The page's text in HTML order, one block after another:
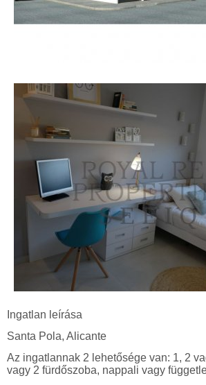
Ingatlan leírása
Santa Pola, Alicante
Az ingatlannak 2 lehetősége van: 1, 2
vagy 2 fürdőszoba, nappali vagy